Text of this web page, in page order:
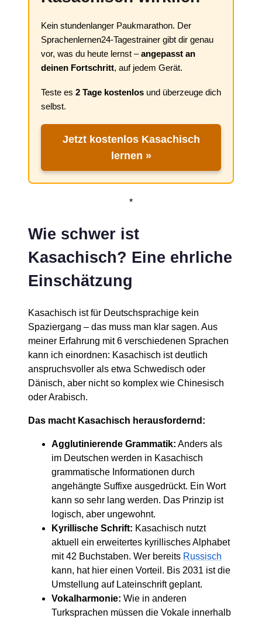
Kein stundenlanger Paukmarathon. Der
Sprachenlernen24-Tagestrainer gibt dir genau
vor, was du heute lernst –angepasst an
deinen Fortschritt, auf jedem Gerät.
Teste es 2 Tage kostenlos und überzeuge dich
selbst.
Jetzt kostenlos Kasachisch
lernen »
*
Wie schwer ist
Kasachisch? Eine ehrliche
Einschätzung
Kasachisch ist für Deutschsprachige kein
Spaziergang – das muss man klar sagen. Aus
meiner Erfahrung mit 6 verschiedenen Sprachen
kann ich einordnen: Kasachisch ist deutlich
anspruchsvoller als etwa Schwedisch oder
Dänisch, aber nicht so komplex wie Chinesisch
oder Arabisch.
Das macht Kasachisch herausfordernd:
Agglutinierende Grammatik: Anders als
im Deutschen werden in Kasachisch
grammatische Informationen durch
angehängte Suffixe ausgedrückt. Ein Wort
kann so sehr lang werden. Das Prinzip ist
logisch, aber ungewohnt.
Kyrillische Schrift: Kasachisch nutzt
aktuell ein erweitertes kyrillisches Alphabet
mit 42 Buchstaben. Wer bereits Russisch
kann, hat hier einen Vorteil. Bis 2031 ist die
Umstellung auf Lateinschrift geplant.
Vokalharmonie: Wie in anderen
Turksprachen müssen die Vokale innerhalb